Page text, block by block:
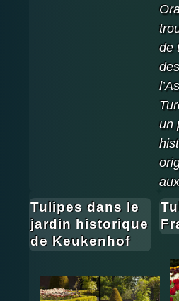
de
un
Tulipes dans le
jardin historique
de Keukenhof